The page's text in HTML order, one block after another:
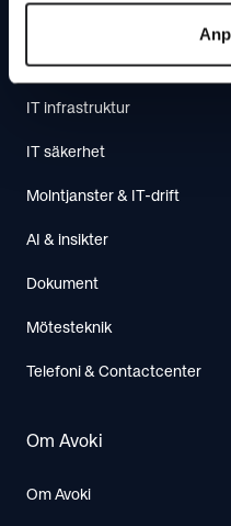
IT infrastruktur
IT säkerhet
Molntjanster & IT-drift
AI & insikter
Dokument
Mötesteknik
Telefoni & Contactcenter
Om Avoki
Om Avoki